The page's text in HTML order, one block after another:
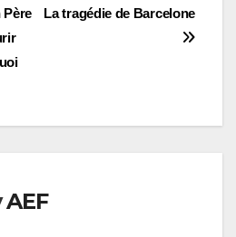
La tragédie de Barcelone
Père
AEF